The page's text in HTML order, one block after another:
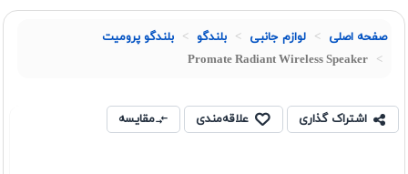
صفحه اصلی لوازم جانبی بلندگو بلندگو پرومیت
Promate Radiant Wireless Speaker
اشتراک گذاری علاقه‌مندی مقایسه